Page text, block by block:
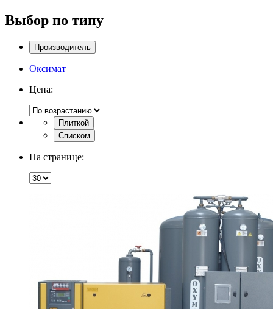
Выбор по типу
Производитель
Оксимат
Цена:
Плиткой
Списком
На странице: